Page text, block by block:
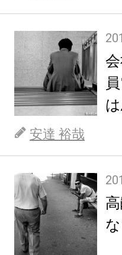
安達 裕哉